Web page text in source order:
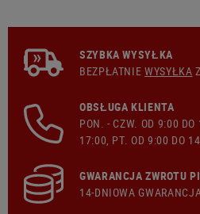
SZYBKA WYSYŁKA
BEZPŁATNIEWYSYŁKA
OBSŁUGA KLIENTA
PON. - CZW. OD 9:00
17:00, PT. OD 9:00 DO
GWARANCJA ZWROTU
14-DNIOWA